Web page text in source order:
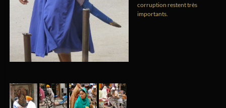
corruption restent très
importants.